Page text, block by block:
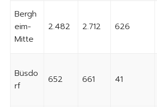
Bergh
eim-
Mitte
2.482 2.712 626
Büsdo
rf
652 661 41